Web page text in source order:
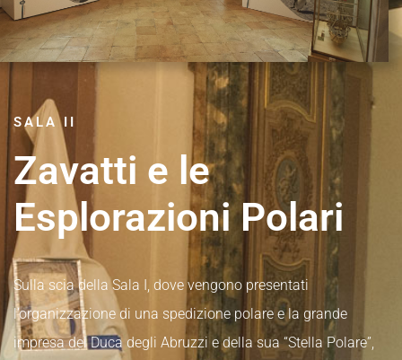
SALA II
Zavatti e le
Esplorazioni Polari
Sulla scia della Sala I, dove vengono presentati
l’organizzazione di una spedizione polare e la grande
impresa del Duca degli Abruzzi e della sua “Stella Polare”,